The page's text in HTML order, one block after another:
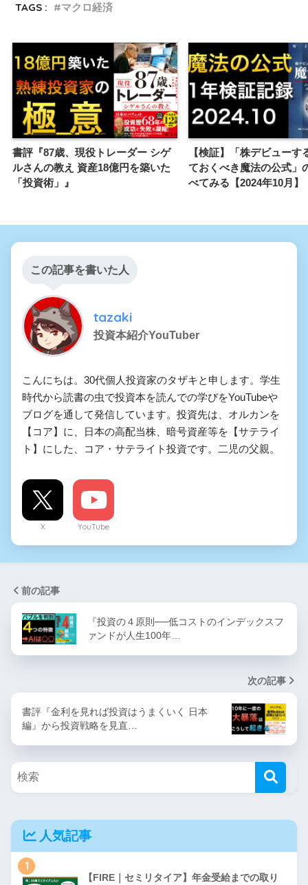
TAGS : マクロ経済
書評『87歳、現役トレーダー シゲ
ルさんの教え 資産18億円を築いた
「投資術」』
【検証】「株デビューす
ておくべき魔法の公式」
べてみる【2024年10月】
この記事を書いた人
tazaki
投資本紹介YouTuber
こんにちは。30代個人投資家のタザキと申します。学生
時代から読書の虫で投資本を読んでの学びをYouTubeや
ブログを通して発信しています。投資先は、オルカンを
【コア】に、日本の高配当株、暗号資産等を【サテライ
ト】にした、コア・サテライト投資です。二児の父親。
X YouTube
前の記事
『投資の４原則──低コストのインデックスフ
ァンドが人生100年…
次の記事
書評『金利を見れば投資はうまくいく 日本
編』から投資戦略を見直…
人気記事
1
【FIRE｜セミリタイア】年金受給までの取り